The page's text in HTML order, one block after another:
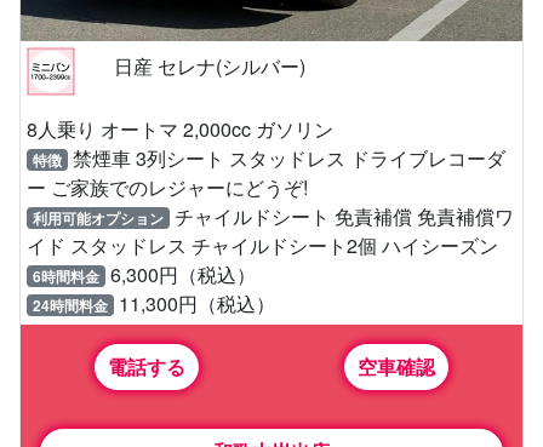
日産 セレナ(シルバー)
8人乗り オートマ 2,000cc ガソリン
特徴 禁煙車 3列シート スタッドレス ドライブレコーダ
ー ご家族でのレジャーにどうぞ!
利用可能オプション チャイルドシート 免責補償 免責補償ワ
イド スタッドレス チャイルドシート2個 ハイシーズン
6時間料金 6,300円（税込）
24時間料金 11,300円（税込）
電話する 空車確認